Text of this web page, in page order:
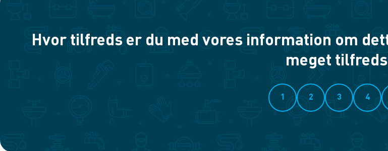
Hvor tilfreds er du med vores information om
meget
1 2 3 4